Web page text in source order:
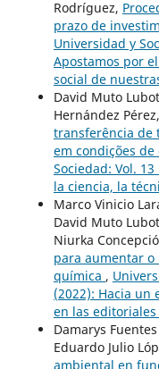
Rodríguez,
prazo de
Universidad y
Apostamos por
social de
David Muto
Hernández Pérez,
transferência de
em condições de
Sociedad: Vol.
la ciencia, la
Marco Vinicio
David Muto
Niurka
para aumentar
química ,
(2022): Hacia un
en las
Damarys
Eduardo Julio
ambiental en